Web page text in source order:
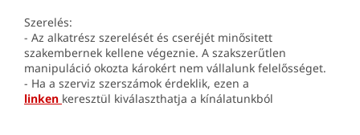
Szerelés:
- Az alkatrész szerelését és cseréjét minősitett
szakembernek kellene végeznie. A szakszerűtlen
manipuláció okozta károkért nem vállalunk felelősséget.
- Ha a szerviz szerszámok érdeklik, ezen a
linken keresztül kiválaszthatja a kínálatunkból